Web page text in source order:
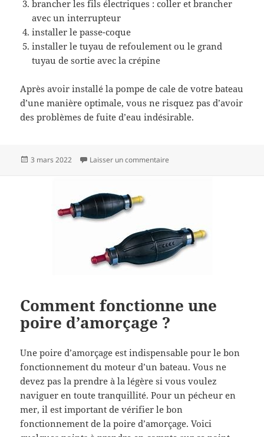
brancher les fils électriques : coller et brancher
avec un interrupteur
installer le passe-coque
installer le tuyau de refoulement ou le grand
tuyau de sortie avec la crépine
Après avoir installé la pompe de cale de votre bateau
d’une manière optimale, vous ne risquez pas d’avoir
des problèmes de fuite d’eau indésirable.
Publié
3 mars 2022 Laisser un commentaire
Comment fonctionne une
poire d’amorçage ?
Une poire d’amorçage est indispensable pour le bon
fonctionnement du moteur d’un bateau. Vous ne
devez pas la prendre à la légère si vous voulez
naviguer en toute tranquillité. Pour un pécheur en
mer, il est important de vérifier le bon
fonctionnement de la poire d’amorçage. Voici